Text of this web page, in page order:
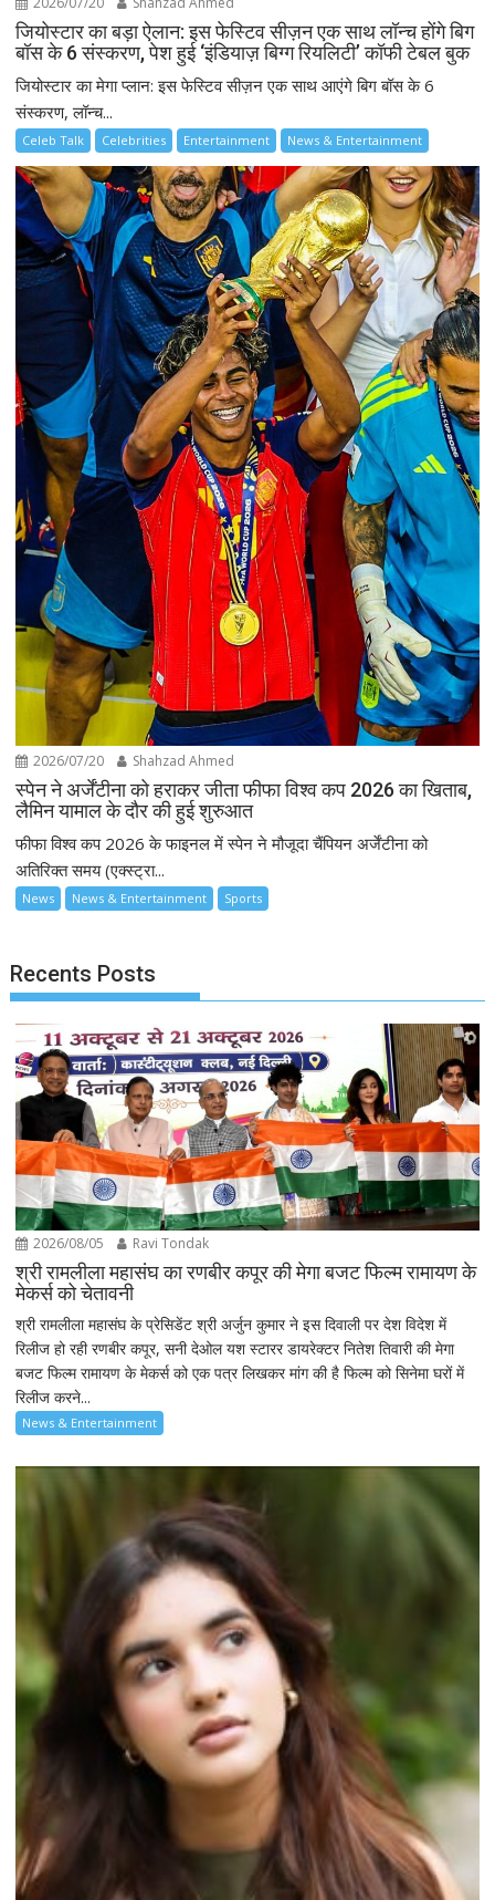
जियोस्टार का बड़ा ऐलान: इस फेस्टिव सीज़न एक साथ लॉन्च होंगे बिग
बॉस के 6 संस्करण, पेश हुई ‘इंडियाज़ बिग्ग रियलिटी’ कॉफी टेबल बुक
जियोस्टार का मेगा प्लान: इस फेस्टिव सीज़न एक साथ आएंगे बिग बॉस के 6
संस्करण, लॉन्च...
Celeb Talk Celebrities Entertainment News & Entertainment
2026/07/20 Shahzad Ahmed
स्पेन ने अर्जेंटीना को हराकर जीता फीफा विश्व कप 2026 का खिताब,
लैमिन यामाल के दौर की हुई शुरुआत
फीफा विश्व कप 2026 के फाइनल में स्पेन ने मौजूदा चैंपियन अर्जेंटीना को
अतिरिक्त समय (एक्स्ट्रा...
News News & Entertainment Sports
Recents Posts
2026/08/05 Ravi Tondak
श्री रामलीला महासंघ का रणबीर कपूर की मेगा बजट फिल्म रामायण के
मेकर्स को चेतावनी
श्री रामलीला महासंघ के प्रेसिडेंट श्री अर्जुन कुमार ने इस दिवाली पर देश विदेश में
रिलीज हो रही रणबीर कपूर, सनी देओल यश स्टारर डायरेक्टर नितेश तिवारी की मेगा
बजट फिल्म रामायण के मेकर्स को एक पत्र लिखकर मांग की है फिल्म को सिनेमा घरों में
रिलीज करने...
News & Entertainment